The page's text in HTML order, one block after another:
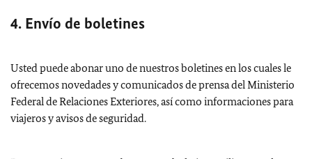
4. Envío de boletines
Usted puede abonar uno de nuestros boletines en los cuales le
ofrecemos novedades y comunicados de prensa del Ministerio
Federal de Relaciones Exteriores, así como informaciones para
viajeros y avisos de seguridad.